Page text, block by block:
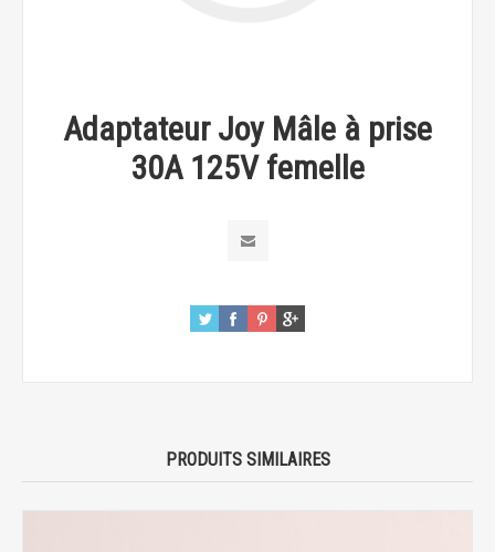
Adaptateur Joy Mâle à prise
30A 125V femelle
PRODUITS SIMILAIRES